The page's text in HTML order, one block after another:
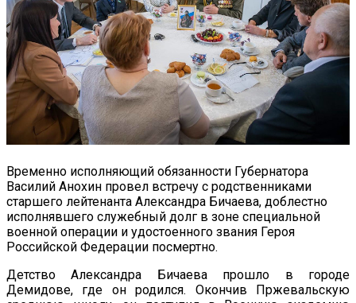
Временно исполняющий обязанности Губернатора
Василий Анохин провел встречу с родственниками
старшего лейтенанта Александра Бичаева, доблестно
исполнявшего служебный долг в зоне специальной
военной операции и удостоенного звания Героя
Российской Федерации посмертно.
Детство Александра Бичаева прошло в городе
Демидове, где он родился. Окончив Пржевальскую